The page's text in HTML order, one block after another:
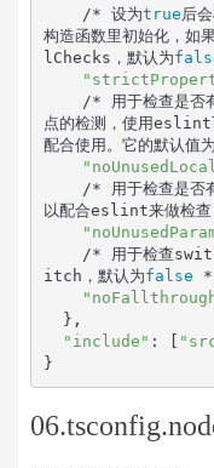
    /* 设为
true后
构造函数里初始化，
lChecks，默认为
点的检测，使用eslint
配合使用。它的默认值为
以配合eslint来做检查
/* 用于检查
itch，默认为false
"include" : [
}